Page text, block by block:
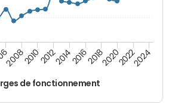
de fonctionnement
200820102012201420162018202020222024